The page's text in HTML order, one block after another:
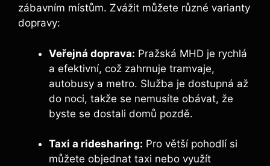
zábavním místům. Zvážit ‌můžete​ různé⁢ varianty
dopravy:
Veřejná doprava: Pražská MHD je rychlá
a efektivní, což zahrnuje tramvaje,
autobusy a metro. Služba je dostupná‍ až
do noci, takže se nemusíte obávat, že
byste⁢ se dostali domů pozdě.
Taxi ⁤a ridesharing: Pro větší pohodlí si
můžete objednat taxi nebo využít